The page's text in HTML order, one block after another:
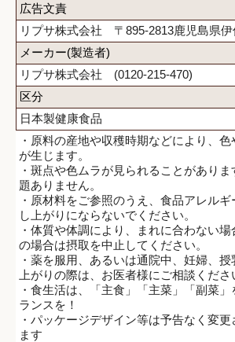
広告文責
リプサ株式会社 〒895-2813鹿児島県伊
メーカー(製造者)
リプサ株式会社 (0120-215-470)
区分
日本製健康食品
・原料の産地や収穫時期などにより、
が生じます。
・斑点や色ムラが見られることがあり
題ありません。
・原材料をご参照のうえ、食品アレル
し上がりにならないでください。
・体質や体調により、まれに合わない
の場合は摂取を中止してください。
・薬を服用、あるいは通院中、妊婦、
上がりの際は、お医者様にご相談くださ
・食生活は、「主食」「主菜」「副菜
ランスを！
・パッケージデザイン等は予告なく変
ます